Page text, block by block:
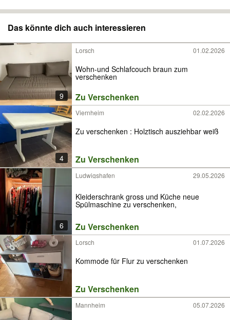
Das könnte dich auch interessieren
9
Lorsch 01.02.2026
Wohn-und Schlafcouch braun zum
verschenken
Zu Verschenken
4
Viernheim 02.02.2026
Zu verschenken : Holztisch ausziehbar weiß
Zu Verschenken
6
Ludwigshafen 29.05.2026
Kleiderschrank gross und Küche neue
Spülmaschine zu verschenken,
Zu Verschenken
Lorsch 01.07.2026
Kommode für Flur zu verschenken
Zu Verschenken
Mannheim 05.07.2026